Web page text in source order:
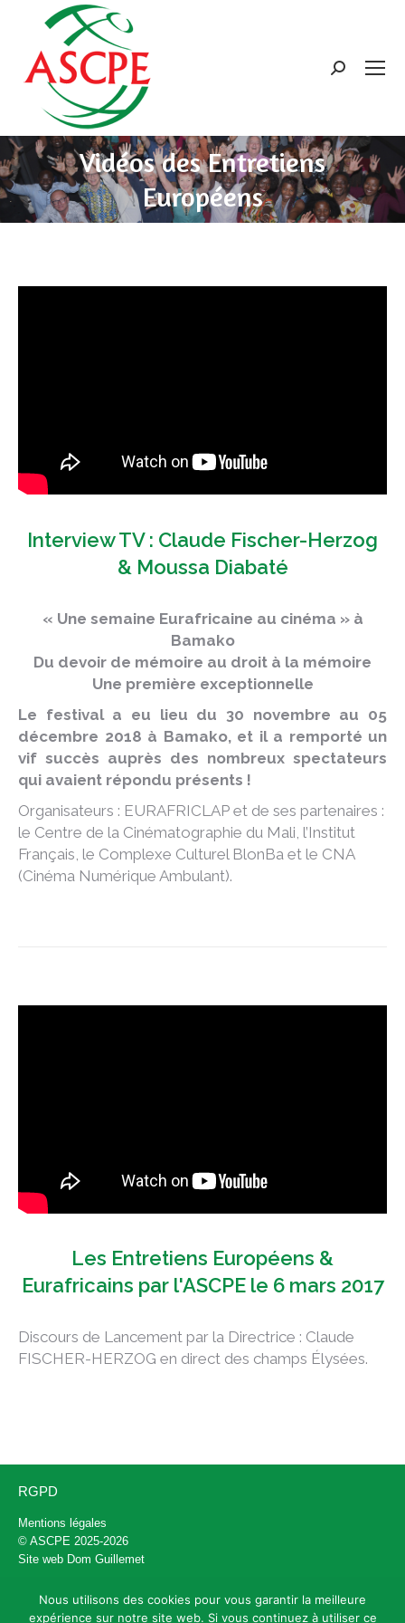
Search:
Vidéos des Entretiens
Européens
Interview TV : Claude Fischer-Herzog
& Moussa Diabaté
« Une semaine Eurafricaine au cinéma » à
Bamako
Du devoir de mémoire au droit à la mémoire
Une première exceptionnelle
Le festival a eu lieu du 30 novembre au 05
décembre 2018 à Bamako, et il a remporté un
vif succès auprès des nombreux spectateurs
qui avaient répondu présents !
Organisateurs : EURAFRICLAP et de ses partenaires :
le Centre de la Cinématographie du Mali, l’Institut
Français, le Complexe Culturel BlonBa et le CNA
(Cinéma Numérique Ambulant).
Les Entretiens Européens &
Eurafricains par l'ASCPE le 6 mars 2017
Discours de Lancement par la Directrice : Claude
FISCHER-HERZOG en direct des champs Élysées.
RGPD
Mentions légales
© ASCPE 2025-2026
Site web Dom Guillemet
Contact
Nous utilisons des cookies pour vous garantir la meilleure
expérience sur notre site web. Si vous continuez à utiliser ce